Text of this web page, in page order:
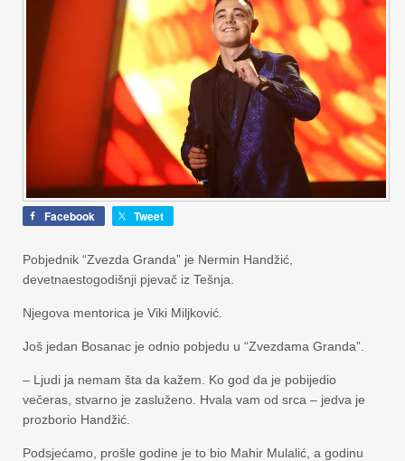
Facebook Tweet
Pobjednik “Zvezda Granda” je Nermin Handžić,
devetnaestogodišnji pjevač iz Tešnja.
Njegova mentorica je Viki Miljković.
Još jedan Bosanac je odnio pobjedu u “Zvezdama Granda”.
– Ljudi ja nemam šta da kažem. Ko god da je pobijedio
večeras, stvarno je zasluženo. Hvala vam od srca – jedva je
prozborio Handžić.
Podsjećamo, prošle godine je to bio Mahir Mulalić, a godinu